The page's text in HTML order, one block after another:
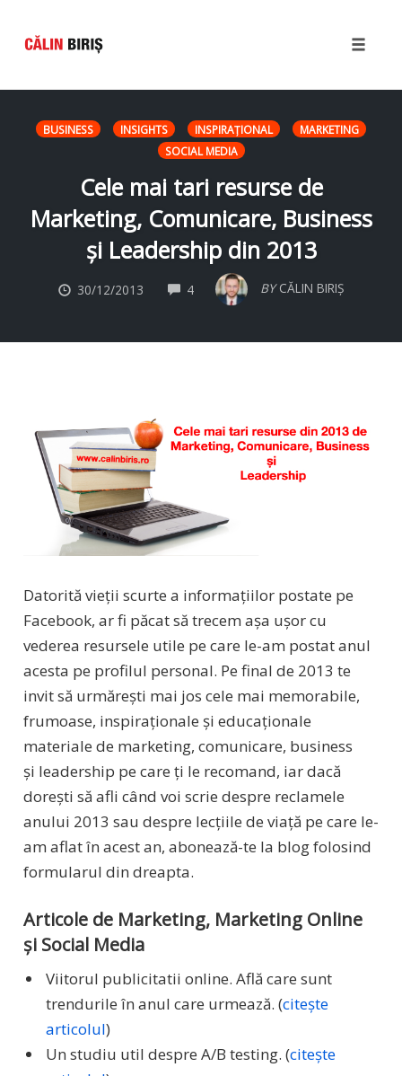
content
BUSINESS INSIGHTS INSPIRAŢIONAL
MARKETING
SOCIAL MEDIA
Cele mai tari resurse de
Marketing, Comunicare, Business
și Leadership din 2013
30/12/2013 4 COMMENTS BY CĂLIN BIRIȘ
Datorită vieții scurte a informațiilor postate pe
Facebook, ar fi păcat să trecem așa ușor cu
vederea resursele utile pe care le-am postat anul
acesta pe profilul personal. Pe final de 2013 te
invit să urmărești mai jos cele mai memorabile,
frumoase, inspiraționale și educaționale
materiale de marketing, comunicare, business
și leadership pe care ți le recomand, iar dacă
dorești să afli când voi scrie despre reclamele
anului 2013 sau despre lecțiile de viață pe care le-
am aflat în acest an, abonează-te la blog folosind
formularul din dreapta.
Articole de Marketing, Marketing Online
și Social Media
Viitorul publicitatii online. Află care sunt
trendurile în anul care urmează. (citește
articolul)
Un studiu util despre A/B testing. (citește